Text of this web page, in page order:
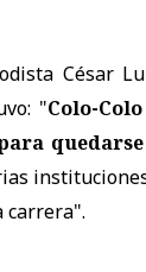
César
"Colo-
carrera".